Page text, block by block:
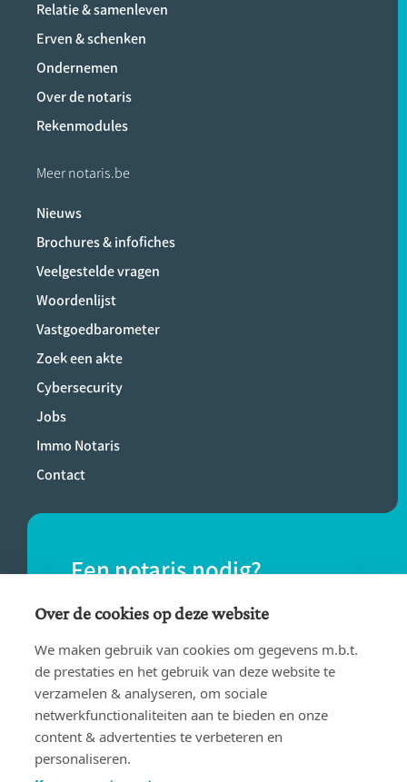
Relatie & samenleven
Erven & schenken
Ondernemen
Over de notaris
Rekenmodules
Meer notaris.be
Nieuws
Brochures & infofiches
Veelgestelde vragen
Woordenlijst
Vastgoedbarometer
Zoek een akte
Cybersecurity
Jobs
Immo Notaris
Contact
Een notaris nodig?
Vind eenvoudig een notaris bij jou in de
buurt.
VIND EEN NOTARIS
Over de cookies op deze website
We maken gebruik van cookies om gegevens m.b.t.
de prestaties en het gebruik van deze website te
verzamelen & analyseren, om sociale
netwerkfunctionaliteiten aan te bieden en onze
content & advertenties te verbeteren en
personaliseren.